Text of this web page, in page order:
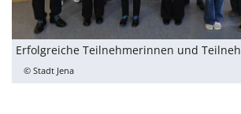
© Stadt Jena